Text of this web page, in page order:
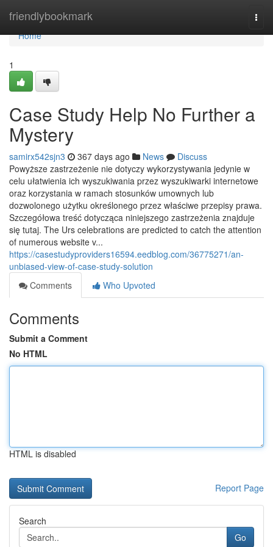
friendlybookmark
Home
Home
1
Case Study Help No Further a
Mystery
samirx542sjn3 367 days ago News
Discuss
Powyższe zastrzeżenie nie dotyczy wykorzystywania jedynie w
celu ułatwienia ich wyszukiwania przez wyszukiwarki internetowe
oraz korzystania w ramach stosunków umownych lub
dozwolonego użytku określonego przez właściwe przepisy prawa.
Szczegółowa treść dotycząca niniejszego zastrzeżenia znajduje
się tutaj. The Urs celebrations are predicted to catch the attention
of numerous website v...
https://casestudyproviders16594.eedblog.com/36775271/an-
unbiased-view-of-case-study-solution
Comments
Who Upvoted
Comments
Submit a Comment
No HTML
HTML is disabled
Report Page
Search
Go